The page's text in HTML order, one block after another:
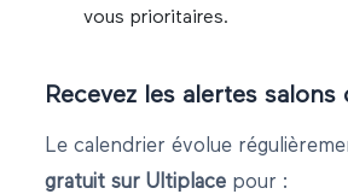
vous prioritaires.
Recevez les alertes salons
Le calendrier évolue
gratuit sur Ultiplace pour :